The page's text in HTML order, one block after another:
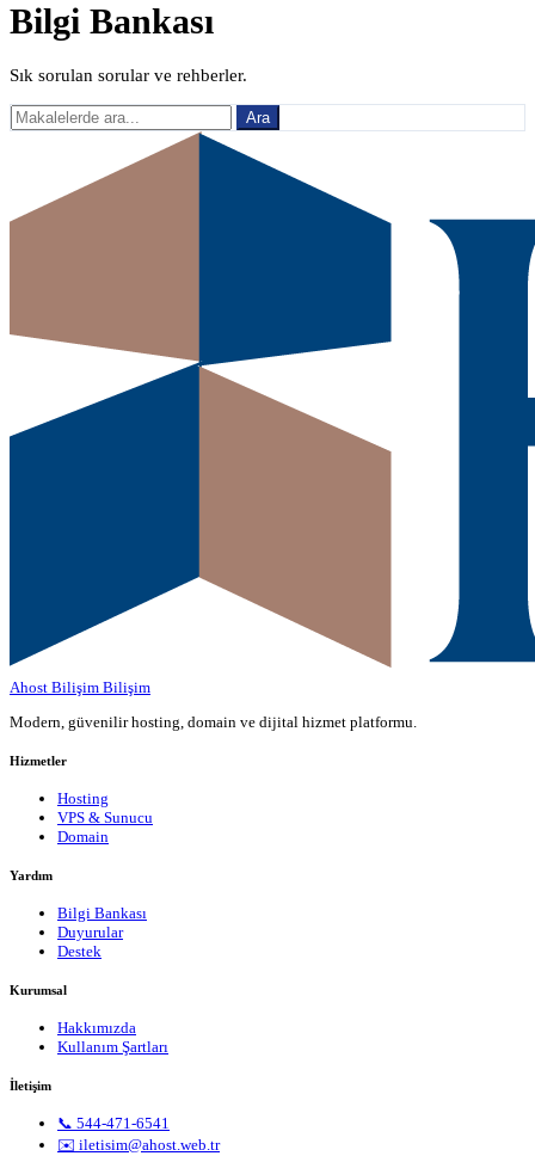
Bilgi Bankası
Sık sorulan sorular ve rehberler.
Ara
Ahost Bilişim Bilişim
Modern, güvenilir hosting, domain ve dijital hizmet platformu.
Hizmetler
Hosting
VPS & Sunucu
Domain
Yardım
Bilgi Bankası
Duyurular
Destek
Kurumsal
Hakkımızda
Kullanım Şartları
İletişim
📞 544-471-6541
✉️ iletisim@ahost.web.tr